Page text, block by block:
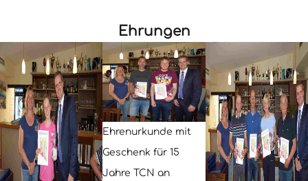
Ehrungen
Ehrenurkunde mit
Geschenk für 15
Jahre TCN an